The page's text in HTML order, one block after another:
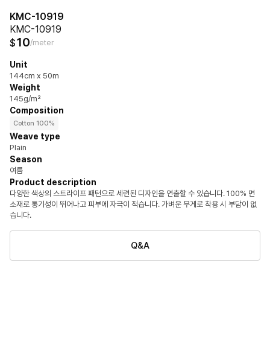
KMC-10919
KMC-10919
$10/meter
Unit
144cm x 50m
Weight
145g/m²
Composition
Cotton 100%
Weave type
Plain
Season
여름
Product description
다양한 색상의 스트라이프 패턴으로 세련된 디자인을 연출할 수 있습니다. 100% 면
소재로 통기성이 뛰어나고 피부에 자극이 적습니다. 가벼운 무게로 착용 시 부담이 없
습니다.
Q&A